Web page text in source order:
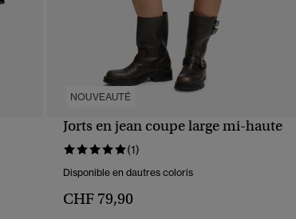
NOUVEAUTÉ
APERÇU RAPIDE
Jorts en jean coupe large mi-haute
(1)
Disponible en dautres coloris
CHF 79,90